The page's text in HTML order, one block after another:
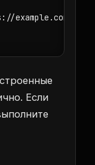
example.com/
Если